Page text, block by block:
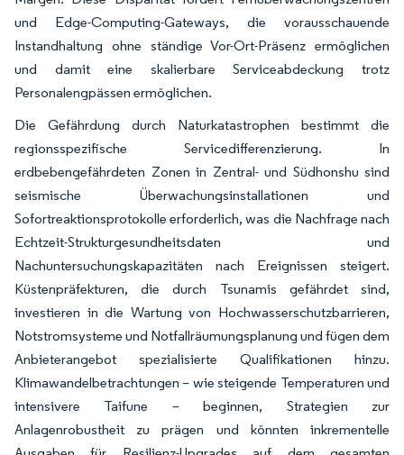
und Edge-Computing-Gateways, die vorausschauende
Instandhaltung ohne ständige Vor-Ort-Präsenz ermöglichen
und damit eine skalierbare Serviceabdeckung trotz
Personalengpässen ermöglichen.
Die Gefährdung durch Naturkatastrophen bestimmt die
regionsspezifische Servicedifferenzierung. In
erdbebengefährdeten Zonen in Zentral- und Südhonshu sind
seismische Überwachungsinstallationen und
Sofortreaktionsprotokolle erforderlich, was die Nachfrage nach
Echtzeit-Strukturgesundheitsdaten und
Nachuntersuchungskapazitäten nach Ereignissen steigert.
Küstenpräfekturen, die durch Tsunamis gefährdet sind,
investieren in die Wartung von Hochwasserschutzbarrieren,
Notstromsysteme und Notfallräumungsplanung und fügen dem
Anbieterangebot spezialisierte Qualifikationen hinzu.
Klimawandelbetrachtungen – wie steigende Temperaturen und
intensivere Taifune – beginnen, Strategien zur
Anlagenrobustheit zu prägen und könnten inkrementelle